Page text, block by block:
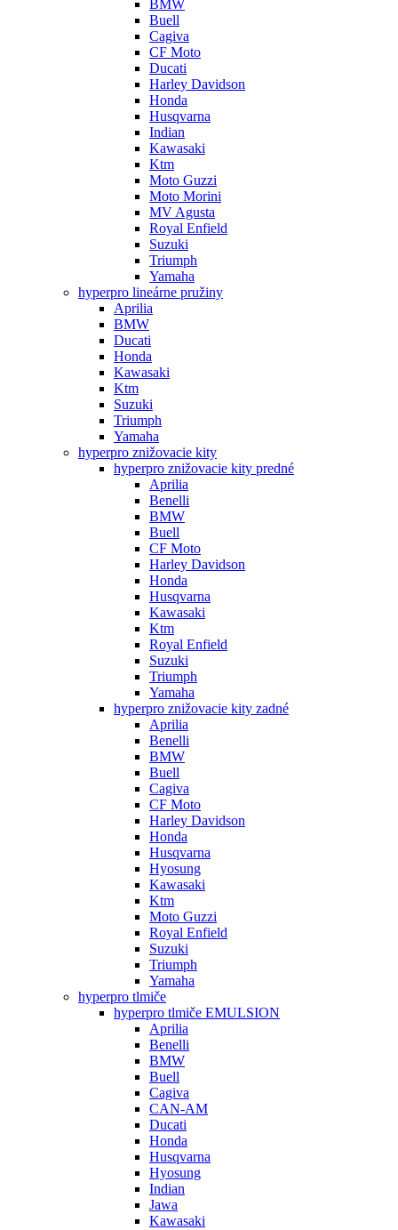
BMW
Buell
Cagiva
CF Moto
Ducati
Harley Davidson
Honda
Husqvarna
Indian
Kawasaki
Ktm
Moto Guzzi
Moto Morini
MV Agusta
Royal Enfield
Suzuki
Triumph
Yamaha
hyperpro lineárne pružiny
Aprilia
BMW
Ducati
Honda
Kawasaki
Ktm
Suzuki
Triumph
Yamaha
hyperpro znižovacie kity
hyperpro znižovacie kity predné
Aprilia
Benelli
BMW
Buell
CF Moto
Harley Davidson
Honda
Husqvarna
Kawasaki
Ktm
Royal Enfield
Suzuki
Triumph
Yamaha
hyperpro znižovacie kity zadné
Aprilia
Benelli
BMW
Buell
Cagiva
CF Moto
Harley Davidson
Honda
Husqvarna
Hyosung
Kawasaki
Ktm
Moto Guzzi
Royal Enfield
Suzuki
Triumph
Yamaha
hyperpro tlmiče
hyperpro tlmiče EMULSION
Aprilia
Benelli
BMW
Buell
Cagiva
CAN-AM
Ducati
Honda
Husqvarna
Hyosung
Indian
Jawa
Kawasaki